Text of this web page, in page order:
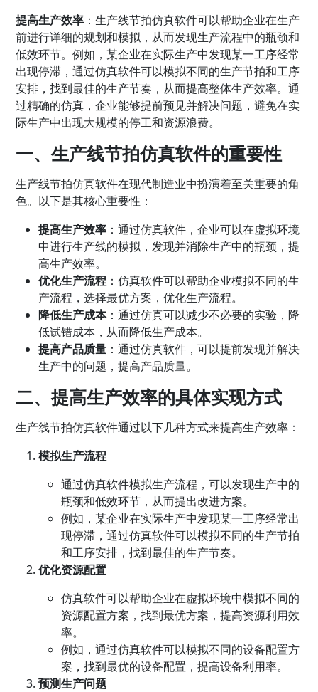
提高生产效率 ：生产线节拍仿真软件可以帮助企业在生产
前进行详细的规划和模拟，从而发现生产流程中的瓶颈和
低效环节。例如，某企业在实际生产中发现某一工序经常
出现停滞，通过仿真软件可以模拟不同的生产节拍和工序
安排，找到最佳的生产节奏，从而提高整体生产效率。通
过精确的仿真，企业能够提前预见并解决问题，避免在实
际生产中出现大规模的停工和资源浪费。
一、生产线节拍仿真软件的重要性
生产线节拍仿真软件在现代制造业中扮演着至关重要的角
色。以下是其核心重要性：
提高生产效率 ：通过仿真软件，企业可以在虚拟环境
中进行生产线的模拟，发现并消除生产中的瓶颈，提
高生产效率。
优化生产流程 ：仿真软件可以帮助企业模拟不同的生
产流程，选择最优方案，优化生产流程。
降低生产成本：通过仿真可以减少不必要的实验，降
低试错成本，从而降低生产成本。
提高产品质量 ：通过仿真软件，可以提前发现并解决
生产中的问题，提高产品质量。
二、提高生产效率的具体实现方式
生产线节拍仿真软件通过以下几种方式来提高生产效率：
模拟生产流程
通过仿真软件模拟生产流程，可以发现生产中的
瓶颈和低效环节，从而提出改进方案。
例如，某企业在实际生产中发现某一工序经常出
现停滞，通过仿真软件可以模拟不同的生产节拍
和工序安排，找到最佳的生产节奏。
优化资源配置
仿真软件可以帮助企业在虚拟环境中模拟不同的
资源配置方案，找到最优方案，提高资源利用效
率。
例如，通过仿真软件可以模拟不同的设备配置方
案，找到最优的设备配置，提高设备利用率。
预测生产问题